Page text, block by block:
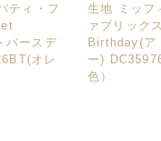
ティ・フ
バースデ
オレ
生地 ミッフ
ァブリック
Birthday(ア
ー)
色）